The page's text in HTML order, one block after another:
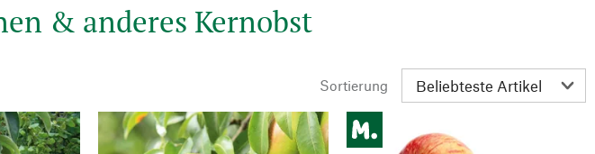
& anderes Kernobst
Sortierung